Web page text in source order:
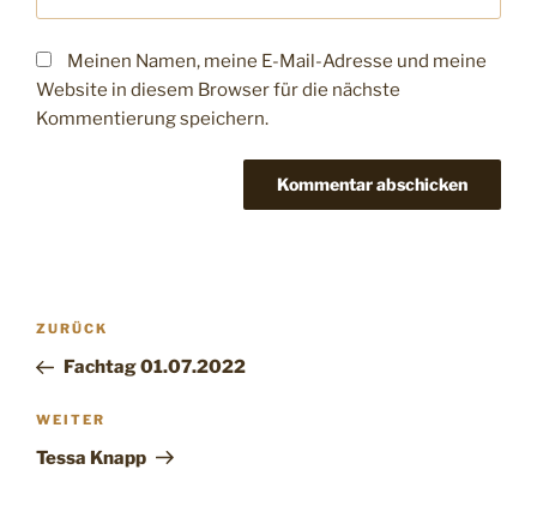
Meinen Namen, meine E-Mail-Adresse und meine
Website in diesem Browser für die nächste
Kommentierung speichern.
ZURÜCK
Fachtag 01.07.2022
WEITER
Tessa Knapp